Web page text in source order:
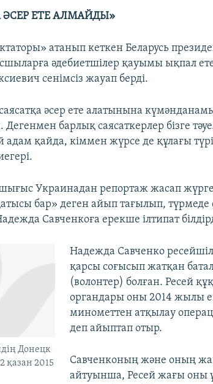
ӘСЕР ЕТЕ АЛМАЙДЫ»
атанып кеткен Беларусь
әдебиетшілер қауымы ықпал
сенімсіз жауап берді.
әсер ете алатынына
барлық саясаткерлер бізге
адам қайда, кіммен жүрсе де құлағы
Украинадан репортаж жасап
бар» деген айып тағылып, түрмеде
Савченкоға ерекше ілтипат
Донецк
қазан 2015
Надежда Савченко ресейшіл
қарсы соғысып жатқан
(волонтер) болған. Ресей
органдары оны 2014 жылы
минометтен атқылау
деп айыптап отыр.
Савченконың және оның
айтуынша, Ресей жағы оны